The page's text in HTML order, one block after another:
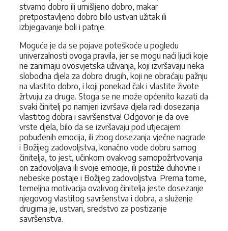
stvarno dobro ili umišljeno dobro, makar
pretpostavljeno dobro bilo ustvari užitak ili
izbjegavanje boli i patnje.
Moguće je da se pojave poteškoće u pogledu
univerzalnosti ovoga pravila, jer se mogu naći ljudi koje
ne zanimaju ovosvjetska uživanja, koji izvršavaju neka
slobodna djela za dobro drugih, koji ne obraćaju pažnju
na vlastito dobro, i koji ponekad čak i vlastite živote
žrtvuju za druge. Stoga se ne može općenito kazati da
svaki činitelj po namjeri izvršava djela radi dosezanja
vlastitog dobra i savršenstva! Odgovor je da ove
vrste djela, bilo da se izvršavaju pod utjecajem
pobuđenih emocija, ili zbog dosezanja vječne nagrade
i Božijeg zadovoljstva, konačno vode dobru samog
činitelja, to jest, učinkom ovakvog samopožrtvovanja
on zadovoljava ili svoje emocije, ili postiže duhovne i
nebeske postaje i Božijeg zadovoljstva. Prema tome,
temeljna motivacija ovakvog činitelja jeste dosezanje
njegovog vlastitog savršenstva i dobra, a služenje
drugima je, ustvari, sredstvo za postizanje
savršenstva.